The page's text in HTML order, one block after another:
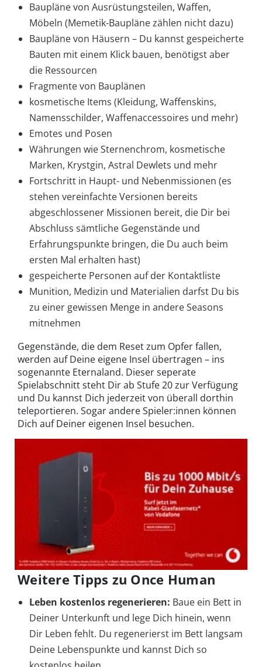
Baupläne von Ausrüstungsteilen, Waffen,
Möbeln (Memetik-Baupläne zählen nicht dazu)
Baupläne von Häusern – Du kannst gespeicherte
Bauten mit einem Klick bauen, benötigst aber
die Ressourcen
Fragmente von Bauplänen
kosmetische Items (Kleidung, Waffenskins,
Namensschilder, Waffenaccessoires und mehr)
Emotes und Posen
Währungen wie Sternenchrom, kosmetische
Marken, Krystgin, Astral Dewlets und mehr
Fortschritt in Haupt- und Nebenmissionen (es
stehen vereinfachte Versionen bereits
abgeschlossener Missionen bereit, die Dir bei
Abschluss sämtliche Gegenstände und
Erfahrungspunkte bringen, die Du auch beim
ersten Mal erhalten hast)
gespeicherte Personen auf der Kontaktliste
Munition, Medizin und Materialien darfst Du bis
zu einer gewissen Menge in andere Seasons
mitnehmen
Gegenstände, die dem Reset zum Opfer fallen,
werden auf Deine eigene Insel übertragen – ins
sogenannte Eternaland. Dieser seperate
Spielabschnitt steht Dir ab Stufe 20 zur Verfügung
und Du kannst Dich jederzeit von überall dorthin
teleportieren. Sogar andere Spieler:innen können
Dich auf Deiner eigenen Insel besuchen.
Weitere Tipps zu Once Human
Leben kostenlos regenerieren: Baue ein Bett in
Deiner Unterkunft und lege Dich hinein, wenn
Dir Leben fehlt. Du regenerierst im Bett langsam
Deine Lebenspunkte und kannst Dich so